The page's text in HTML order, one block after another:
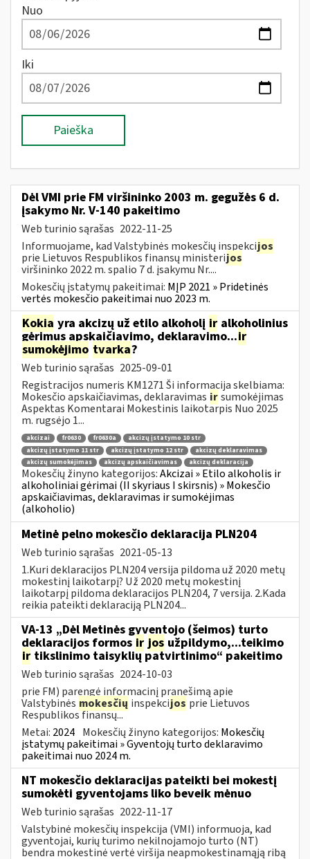
Nuo
Iki
Paieška
Dėl VMI prie FM viršininko 2003 m. gegužės 6 d.
įsakymo Nr. V-140 pakeitimo
Web turinio sąrašas 2022-11-25
Informuojame, kad Valstybinės mokesčių inspekcijos
prie Lietuvos Respublikos finansų ministerijos
viršininko 2022 m. spalio 7 d. įsakymu Nr....
Mokesčių įstatymų pakeitimai: MĮP 2021 » Pridetinės
vertės mokesčio pakeitimai nuo 2023 m.
Kokia yra akcizų už etilo alkoholį ir alkoholinius
gėrimus apskaičiavimo, deklaravimo...ir
sumokėjimo tvarka?
Web turinio sąrašas 2025-09-01
Registracijos numeris KM1271 Ši informacija skelbiama:
Mokesčio apskaičiavimas, deklaravimas irsumokėjimas
Aspektas Komentarai Mokestinis laikotarpis Nuo 2025
m. rugsėjo 1...
akcizai fr0630 fr0630a
akcizų įstatymo 10 str
akcizų įstatymo 11 str
akcizų įstatymo 12 str
akcizų deklaravimas
akcizų sumokėjimas
akcizų apskaičiavimas akcizų deklaracija
Mokesčių žinyno kategorijos:Akcizai » Etilo alkoholis ir
alkoholiniai gėrimai (II skyriaus I skirsnis) » Mokesčio
apskaičiavimas, deklaravimas ir sumokėjimas
(alkoholio)
Metinė pelno mokesčio deklaracija PLN204
Web turinio sąrašas 2021-05-13
1.Kuri deklaracijos PLN204 versija pildoma už 2020 metų
mokestinį laikotarpį? Už 2020 metų mokestinį
laikotarpį pildoma deklaracijos PLN204, 7 versija. 2.Kada
reikia pateikti deklaraciją PLN204...
VA-13 „Dėl Metinės gyventojo (šeimos) turto
deklaracijos formos ir jos užpildymo,...teikimo
ir tikslinimo taisyklių patvirtinimo“ pakeitimo
Web turinio sąrašas 2024-10-03
prie FM) parengė informacinį pranešimą apie
Valstybinės mokesčių inspekcijos prie Lietuvos
Respublikos finansų...
Metai: 2024 Mokesčių žinyno kategorijos: Mokesčių
įstatymų pakeitimai » Gyventojų turto deklaravimo
pakeitimai nuo 2024 m.
NT mokesčio deklaracijas pateikti bei mokestį
sumokėti gyventojams liko beveik mėnuo
Web turinio sąrašas 2022-11-17
Valstybinė mokesčių inspekcija (VMI) informuoja, kad
gyventojai, kurių turimo nekilnojamojo turto (NT)
bendra mokestinė vertė viršija neapmokestinamąją ribą